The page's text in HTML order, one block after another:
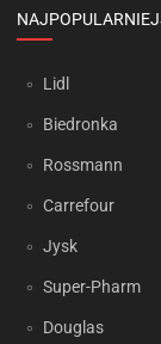
Lidl
Biedronka
Rossmann
Carrefour
Jysk
Super-Pharm
Douglas